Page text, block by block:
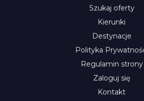
Szukaj oferty
Kierunki
Destynacje
Polityka
Regulamin strony
Zaloguj się
Kontakt